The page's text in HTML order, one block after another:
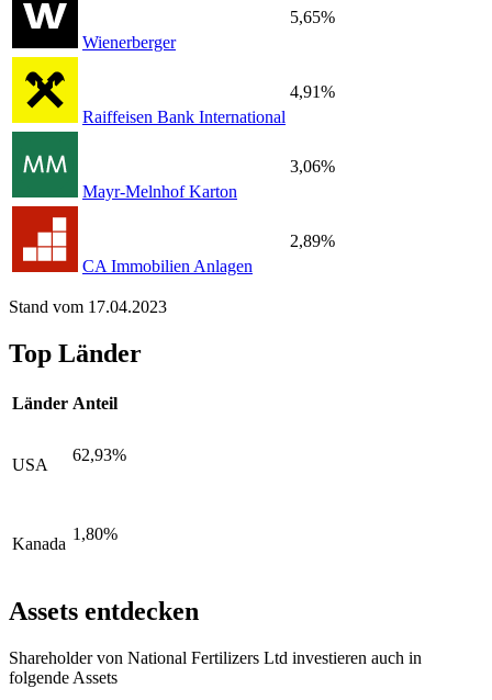
Wienerberger
5,65%
Raiffeisen Bank International
4,91%
Mayr-Melnhof Karton
3,06%
CA Immobilien Anlagen
2,89%
Stand vom 17.04.2023
Top Länder
Länder Anteil
USA
62,93%
Kanada
1,80%
Assets entdecken
Shareholder von National Fertilizers Ltd investieren auch in
folgende Assets